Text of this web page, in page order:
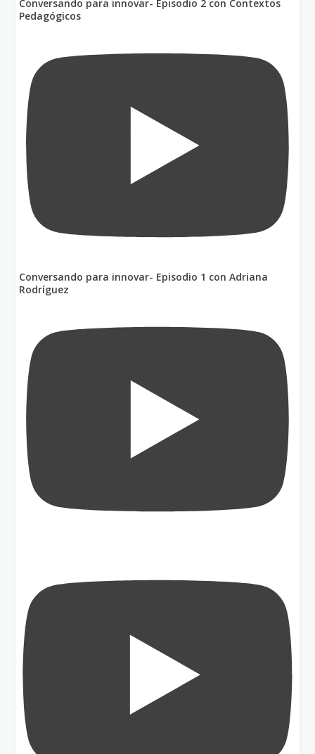
Conversando para innovar- Episodio 2 con Contextos
Pedagógicos
Conversando para innovar- Episodio 1 con Adriana
Rodríguez